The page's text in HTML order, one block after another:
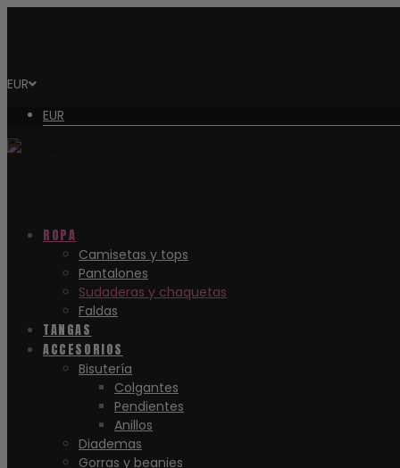
EUR
EUR
ROPA
Camisetas y tops
Pantalones
Sudaderas y chaquetas
Faldas
TANGAS
ACCESORIOS
Bisutería
Colgantes
Pendientes
Anillos
Diademas
Gorras y beanies